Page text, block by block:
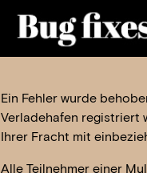
Ein Fehler wurde
Verladehafen registriert
Ihrer Fracht mit
Alle Teilnehmer einer